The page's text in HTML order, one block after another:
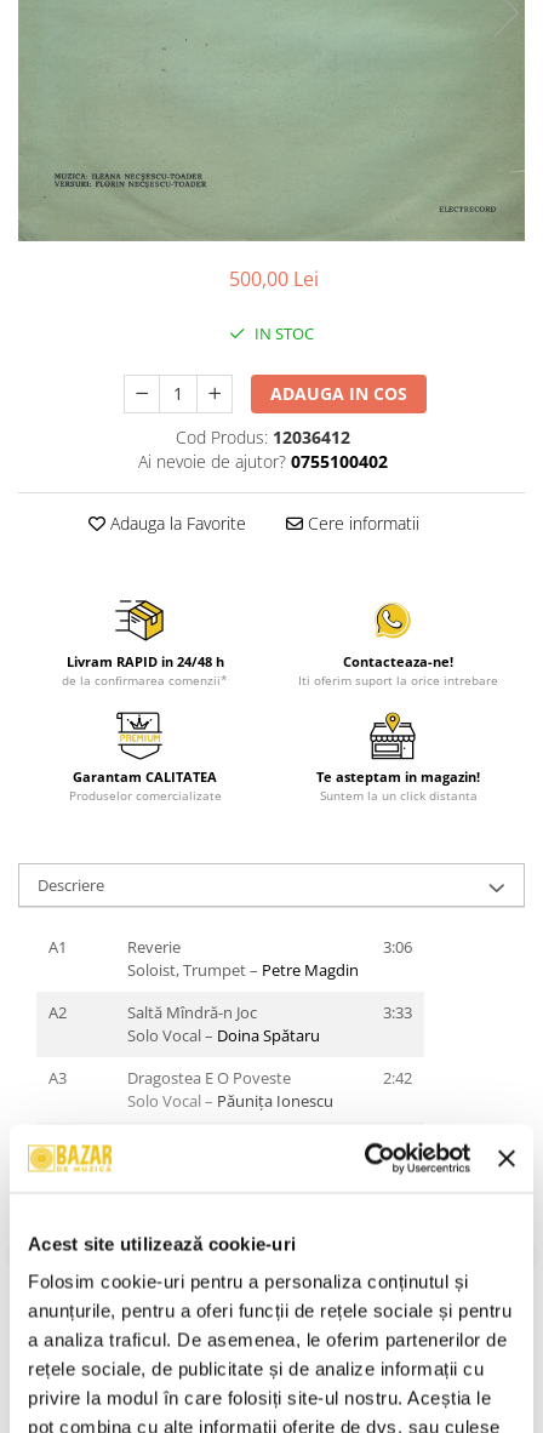
Acest site utilizează cookie-uri
Folosim cookie-uri pentru a personaliza conținutul și
anunțurile, pentru a oferi funcții de rețele sociale și pentru
a analiza traficul. De asemenea, le oferim partenerilor de
rețele sociale, de publicitate și de analize informații cu
privire la modul în care folosiți site-ul nostru. Aceștia le
pot combina cu alte informații oferite de dvs. sau culese
500,00 Lei
IN STOC
ADAUGA IN COS
Cod Produs: 12036412
Ai nevoie de ajutor? 0755100402
Adauga la Favorite Cere informatii
Livram RAPID in 24/48 h
de la confirmarea comenzii*
Contacteaza-ne!
Iti oferim suport la orice intrebare
Garantam CALITATEA
Produselor comercializate
Te asteptam in magazin!
Suntem la un click distanta
Descriere
A1
Reverie
Soloist, Trumpet – Petre Magdin
3:06
A2
Saltă Mîndră-n Joc
Solo Vocal – Doina Spătaru
3:33
A3
Dragostea E O Poveste
Solo Vocal – Păunița Ionescu
2:42
A4 4:40
Solo Vocal –
Dorin Teodorescu
B6
Confesiune
Soloist, Trumpet –
Ilie Dornescu
2:18
B7
La Poarta Unde Vîntul N-are Loc
Solo Vocal –Angela Stoica
4:21
B8
Astăzi Ninge Iar
Solo Vocal –Gabriela Mihalcea
3:12
Stare Disc:Near Mint (NM or M-)
Stare Coperta:Near Mint (NM or M-)
Informatii conformitate produs
Review-uri(0)